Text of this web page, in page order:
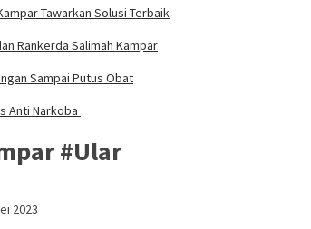
Tawarkan Solusi Terbaik
Rankerda Salimah Kampar
Sampai Putus Obat
Anti Narkoba
#Ular
2023